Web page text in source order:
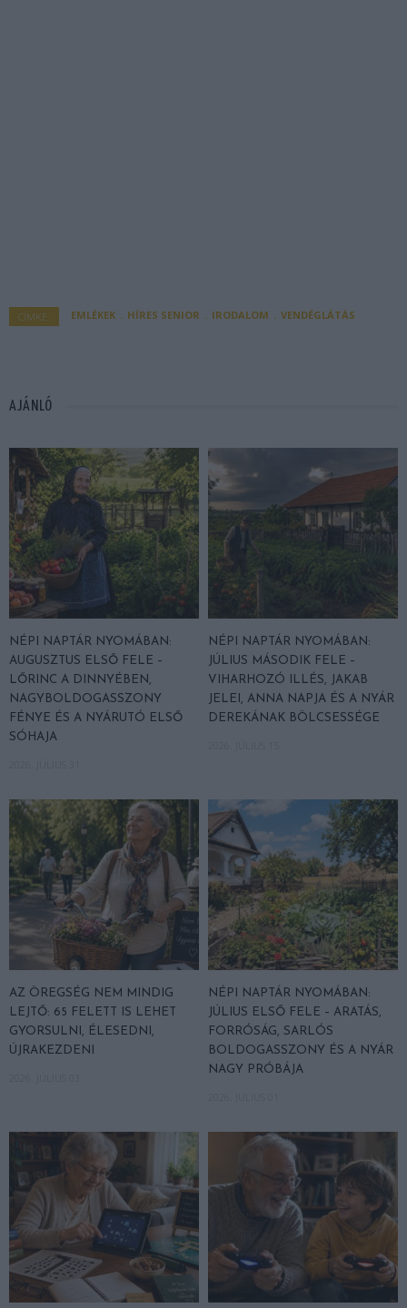
CÍMKE: EMLÉKEK HÍRES SENIOR IRODALOM VENDÉGLÁTÁS
AJÁNLÓ
NÉPI NAPTÁR NYOMÁBAN:
AUGUSZTUS ELSŐ FELE –
LŐRINC A DINNYÉBEN,
NAGYBOLDOGASSZONY
FÉNYE ÉS A NYÁRUTÓ ELSŐ
SÓHAJA
NÉPI NAPTÁR NYOMÁBAN:
JÚLIUS MÁSODIK FELE –
VIHARHOZÓ ILLÉS, JAKAB
JELEI, ANNA NAPJA ÉS A NYÁR
DEREKÁNAK BÖLCSESSÉGE
AZ ÖREGSÉG NEM MINDIG
LEJTŐ: 65 FELETT IS LEHET
GYORSULNI, ÉLESEDNI,
ÚJRAKEZDENI
NÉPI NAPTÁR NYOMÁBAN:
JÚLIUS ELSŐ FELE – ARATÁS,
FORRÓSÁG, SARLÓS
BOLDOGASSZONY ÉS A NYÁR
NAGY PRÓBÁJA